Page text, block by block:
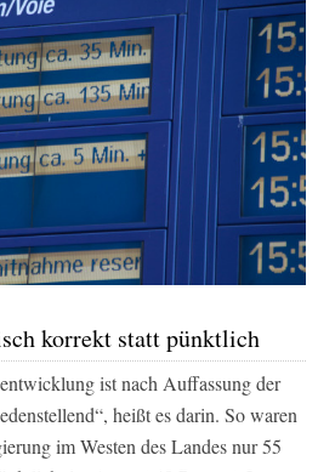
korrekt statt pünktlich
ist nach Auffassung der
heißt es darin. So waren
im Westen des Landes nur 55